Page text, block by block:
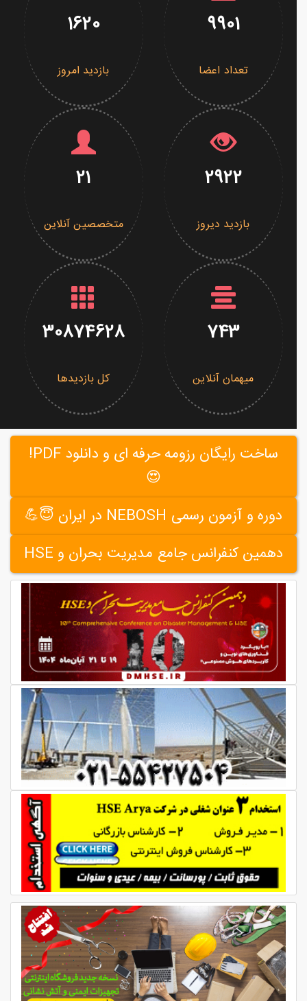
9901
تعداد اعضا
1620
بازدید امروز
2922
بازدید دیروز
21
متخصصین آنلاین
743
میهمان آنلاین
30874628
کل بازدیدها
ساخت رایگان رزومه حرفه ای و دانلود PDF!
😍
دوره و آزمون رسمی NEBOSH در ایران 😇💪
دهمین کنفرانس جامع مدیریت بحران و HSE